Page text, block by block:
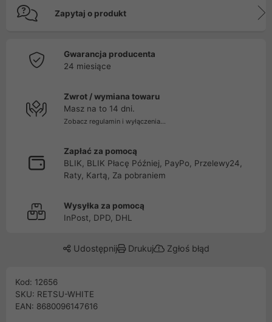
Zapytaj o produkt
Gwarancja producenta
24 miesiące
Zwrot / wymiana towaru
Masz na to 14 dni.
Zobacz regulamin i wyłączenia...
Zapłać za pomocą
BLIK, BLIK Płacę Później, PayPo, Przelewy24,
Raty, Kartą, Za pobraniem
Wysyłka za pomocą
InPost, DPD, DHL
Udostępnij Drukuj Zgłoś błąd
Kod: 12656
SKU: RETSU-WHITE
EAN: 8680096147616